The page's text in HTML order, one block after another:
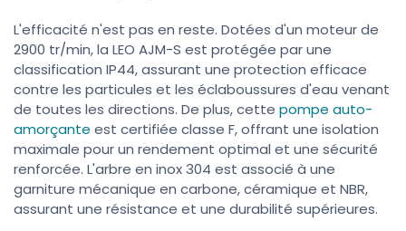
L'efficacité n'est pas en reste. Dotées d'un moteur de
2900 tr/min, la LEO AJM-S est protégée par une
classification IP44, assurant une protection efficace
contre les particules et les éclaboussures d'eau venant
de toutes les directions. De plus, cette pompe auto-
amorçante est certifiée classe F, offrant une isolation
maximale pour un rendement optimal et une sécurité
renforcée. L'arbre en inox 304 est associé à une
garniture mécanique en carbone, céramique et NBR,
assurant une résistance et une durabilité supérieures.